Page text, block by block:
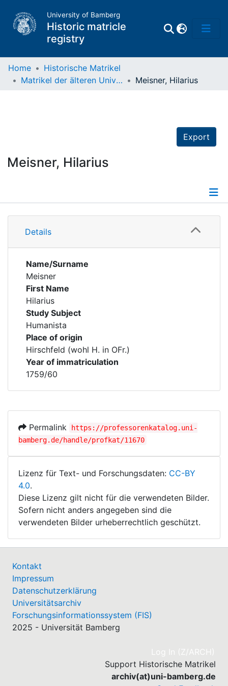
University of Bamberg
Historic matricle
registry
Home
Historische Matrikel
Matrikel der älteren Universität
Meisner, Hilarius
Export
Meisner, Hilarius
Details
Details
Name/Surname
Meisner
First Name
Hilarius
Study Subject
Humanista
Place of origin
Hirschfeld (wohl H. in OFr.)
Year of immatriculation
1759/60
Permalink
https://professorenkatalog.uni-
bamberg.de/handle/profkat/11670
Lizenz für Text- und Forschungsdaten: CC-BY
4.0.
Diese Lizenz gilt nicht für die verwendeten Bilder.
Sofern nicht anders angegeben sind die
verwendeten Bilder urheberrechtlich geschützt.
Kontakt
Impressum
Datenschutzerklärung
Universitätsarchiv
Forschungsinformationssystem (FIS)
2025 - Universität Bamberg
Log In (Z/ARCH)
Support Historische Matrikel
archiv(at)uni-bamberg.de